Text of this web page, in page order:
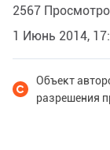
2567
1 Июнь 2014,
Объект
разрешения